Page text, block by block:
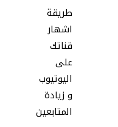
طريقة
اشهار
قناتك
على
اليوتيوب
و زيادة
المتابعين